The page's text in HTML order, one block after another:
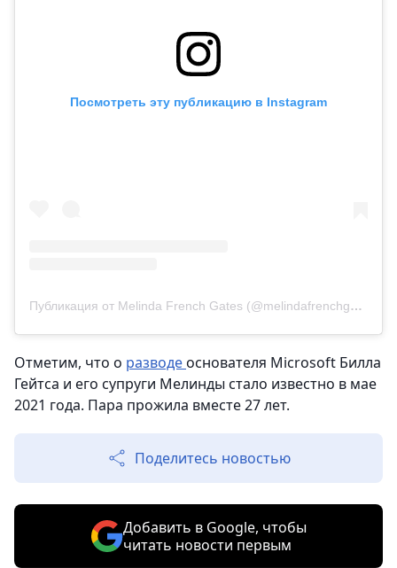
Посмотреть эту публикацию в Instagram
Публикация от Melinda French Gates (@melindafrenchgates)
Отметим, что о разводеоснователя Microsoft Билла
Гейтса и его супруги Мелинды стало известно в мае
2021 года. Пара прожила вместе 27 лет.
Поделитесь новостью
Добавить в Google, чтобы
читать новости первым